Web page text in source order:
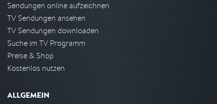
Sendungen online aufzeichnen
TV Sendungen ansehen
TV Sendungen downloaden
Suche im TV Programm
Preise & Shop
Kostenlos nutzen
ALLGEMEIN